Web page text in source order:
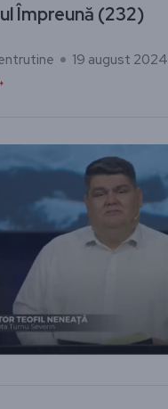
Împreună (232)
19 august 2024